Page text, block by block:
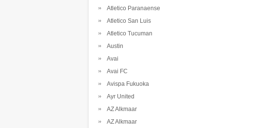
Atletico Paranaense
Atletico San Luis
Atletico Tucuman
Austin
Avai
Avai FC
Avispa Fukuoka
Ayr United
AZ Alkmaar
AZ Alkmaar